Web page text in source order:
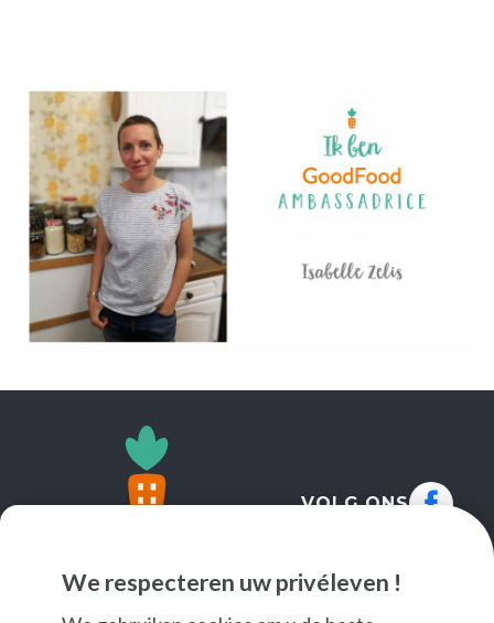
We respecteren uw privéleven !
VOLG ONS